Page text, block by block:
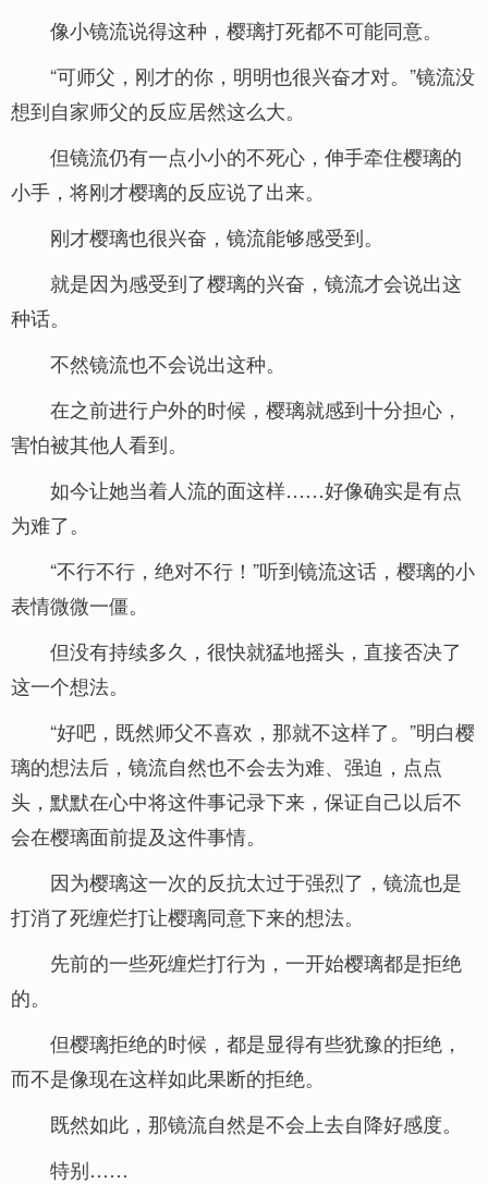
像小镜流说得这种，樱璃打死都不可能同意。
“可师父，刚才的你，明明也很兴奋才对。”镜流没
想到自家师父的反应居然这么大。
但镜流仍有一点小小的不死心，伸手牵住樱璃的
小手，将刚才樱璃的反应说了出来。
刚才樱璃也很兴奋，镜流能够感受到。
就是因为感受到了樱璃的兴奋，镜流才会说出这
种话。
不然镜流也不会说出这种。
在之前进行户外的时候，樱璃就感到十分担心，
害怕被其他人看到。
如今让她当着人流的面这样……好像确实是有点
为难了。
“不行不行，绝对不行！”听到镜流这话，樱璃的小
表情微微一僵。
但没有持续多久，很快就猛地摇头，直接否决了
这一个想法。
“好吧，既然师父不喜欢，那就不这样了。”明白樱
璃的想法后，镜流自然也不会去为难、强迫，点点
头，默默在心中将这件事记录下来，保证自己以后不
会在樱璃面前提及这件事情。
因为樱璃这一次的反抗太过于强烈了，镜流也是
打消了死缠烂打让樱璃同意下来的想法。
先前的一些死缠烂打行为，一开始樱璃都是拒绝
的。
但樱璃拒绝的时候，都是显得有些犹豫的拒绝，
而不是像现在这样如此果断的拒绝。
既然如此，那镜流自然是不会上去自降好感度。
特别……